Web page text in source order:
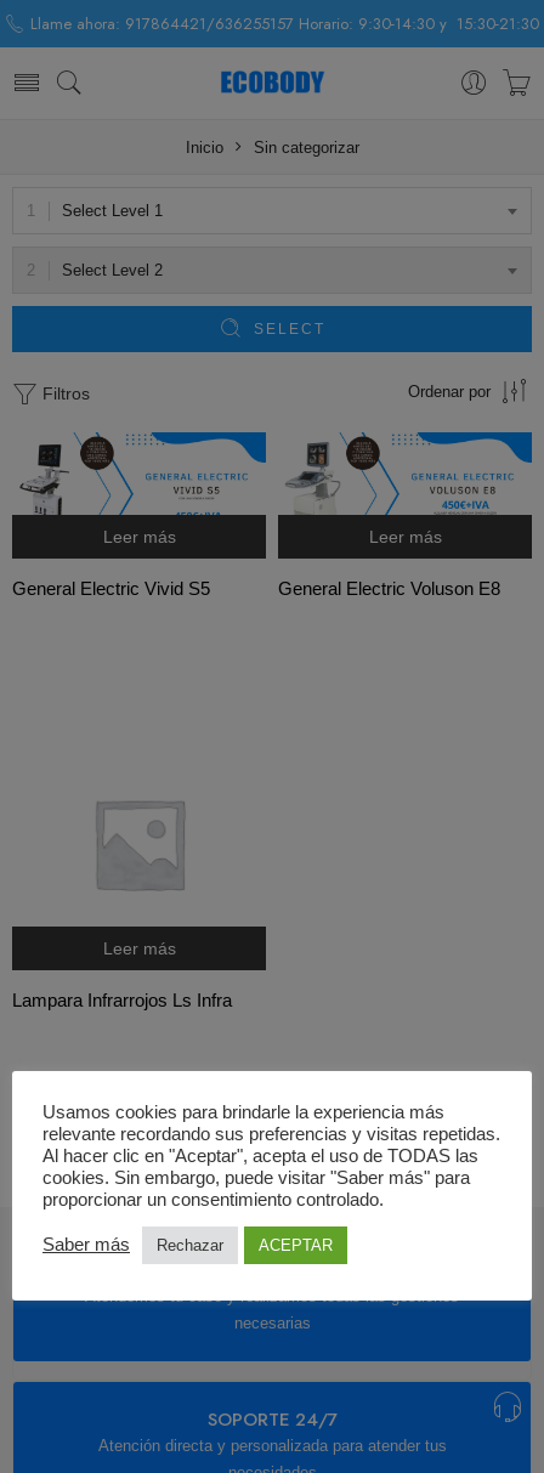
Llame ahora: 917864421/636255157 Horario: 9:30-14:30 y 15:30-21:30
Inicio Sin categorizar
Select Level 1
Select Level 2
SELECT
Filtros Ordenar por
Leer más
General Electric Vivid S5
Leer más
General Electric Voluson E8
Leer más
Lampara Infrarrojos Ls Infra
ATENCIÓN
Atendemos tu caso y realizamos todas las gestiones
necesarias
SOPORTE 24/7
Atención directa y personalizada para atender tus
Usamos cookies para brindarle la experiencia más
relevante recordando sus preferencias y visitas repetidas.
Al hacer clic en "Aceptar", acepta el uso de TODAS las
cookies. Sin embargo, puede visitar "Saber más" para
proporcionar un consentimiento controlado.
Saber más Rechazar ACEPTAR